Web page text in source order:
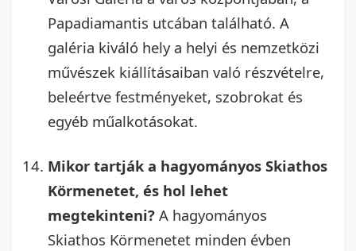
Papadiamantis utcában található. A
galéria kiváló hely a helyi és nemzetközi
művészek kiállításaiban való részvételre,
beleértve festményeket, szobrokat és
egyéb műalkotásokat.
Mikor tartják a hagyományos Skiathos
Körmenetet, és hol lehet
megtekinteni? A hagyományos
Skiathos Körmenetet minden évben